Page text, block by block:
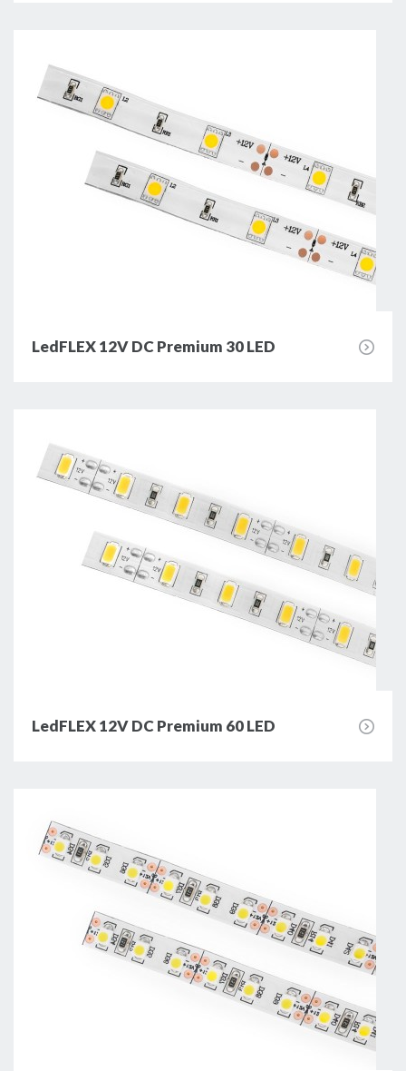
LedFLEX 12V DC Premium 30 LED
LedFLEX 12V DC Premium 60 LED